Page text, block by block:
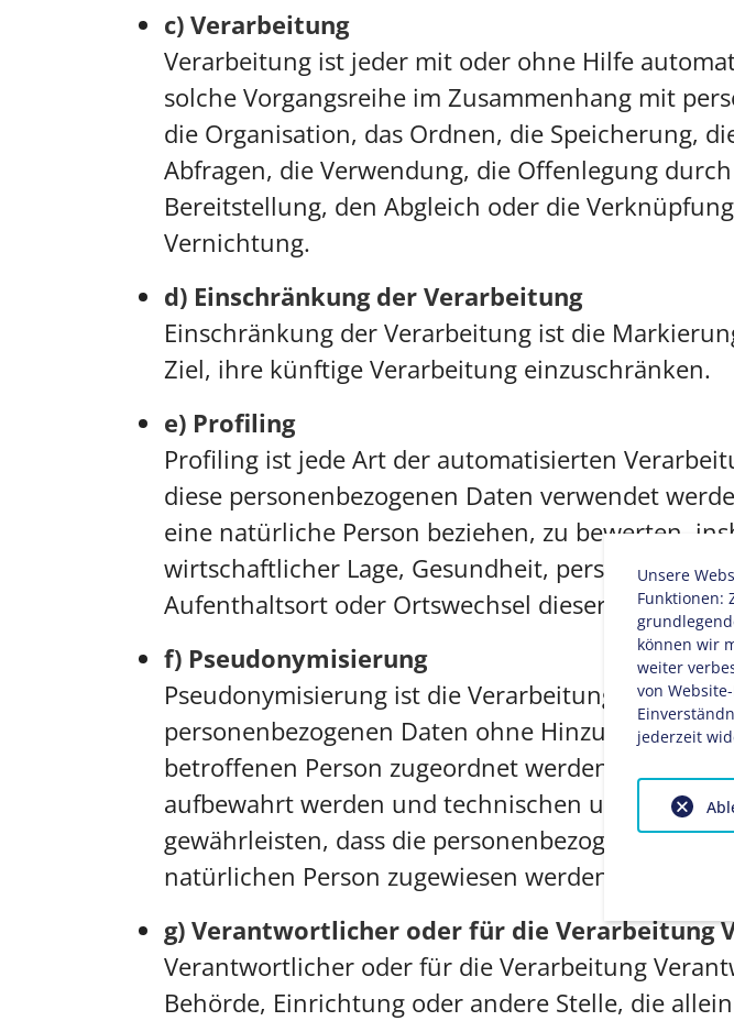
c) Verarbeitung
Verarbeitung ist jeder mit oder ohne Hilfe
solche Vorgangsreihe im Zusammenhang mit
die Organisation, das Ordnen, die Speicherung,
Abfragen, die Verwendung, die Offenlegung
Bereitstellung, den Abgleich oder die
Vernichtung.
d) Einschränkung der Verarbeitung
Einschränkung der Verarbeitung ist die
Ziel, ihre künftige Verarbeitung einzuschränken.
e) Profiling
Profiling ist jede Art der automatisierten
diese personenbezogenen Daten verwendet
eine natürliche Person beziehen, zu bewerten,
wirtschaftlicher Lage, Gesundheit, persönlicher
Aufenthaltsort oder Ortswechsel dieser
f) Pseudonymisierung
Pseudonymisierung ist die Verarbeitung
personenbezogenen Daten ohne Hinzuziehung
betroffenen Person zugeordnet werden können,
aufbewahrt werden und technischen und
gewährleisten, dass die personenbezogenen
natürlichen Person zugewiesen werden.
g) Verantwortlicher oder für die Verarbeitung
Verantwortlicher oder für die Verarbeitung
Behörde, Einrichtung oder andere Stelle, die
Unsere
Funktionen:
können wir
weiter
von
jederzeit